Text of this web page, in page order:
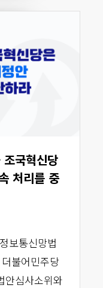
국혁신당
처리를 중
보통신망법
불어민주당
안심사소위와